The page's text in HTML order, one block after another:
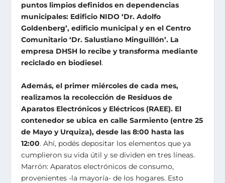
puntos limpios definidos en dependencias
municipales: Edificio NIDO ‘Dr. Adolfo
Goldenberg’, edificio municipal y en el Centro
Comunitario ‘Dr. Salustiano Minguillón’. La
empresa DHSH lo recibe y transforma mediante
reciclado en biodiesel.
Además, el primer miércoles de cada mes,
realizamos la recolección de Residuos de
Aparatos Electrónicos y Eléctricos (RAEE). El
contenedor se ubica en calle Sarmiento (entre 25
de Mayo y Urquiza), desde las 8:00 hasta las
12:00. Ahí, podés depositar los elementos que ya
cumplieron su vida útil y se dividen en tres líneas.
Marrón: Aparatos electrónicos de consumo,
provenientes -la mayoría- de los hogares. Esto